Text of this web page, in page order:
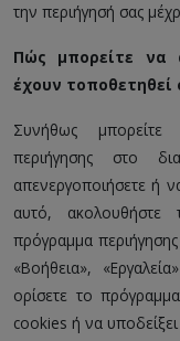
την περιήγησή σας
Πώς μπορείτε να
έχουν
Συνήθως
περιήγησης στο
απενεργοποιήσετε ή
αυτό,
πρόγραμμα περιήγησης
«Βοήθεια»,
ορίσετε το
cookies ή να